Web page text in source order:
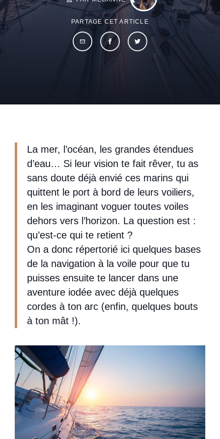
PARTAGE CET ARTICLE
La mer, l’océan, les grandes étendues
d’eau… Si leur vision te fait rêver, tu as
sans doute déjà envié ces marins qui
quittent le port à bord de leurs voiliers,
en les imaginant voguer toutes voiles
dehors vers l’horizon. La question est :
qu’est-ce qui te retient ?
On a donc répertorié ici quelques bases
de la navigation à la voile pour que tu
puisses ensuite te lancer dans une
aventure iodée avec déjà quelques
cordes à ton arc (enfin, quelques bouts
à ton mât !).